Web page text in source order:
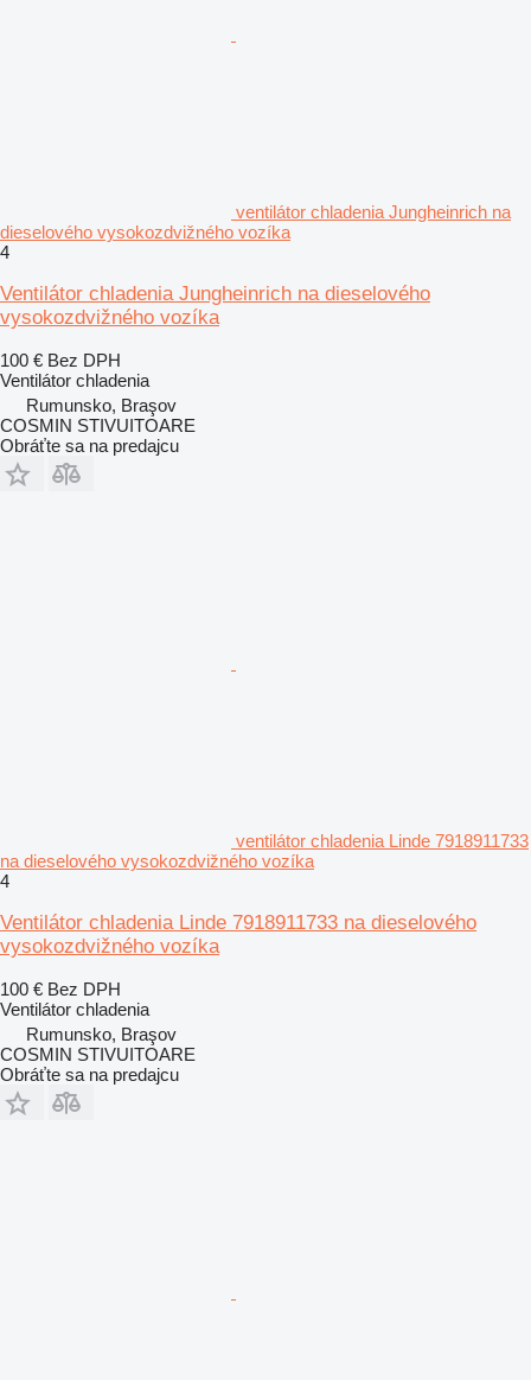
ventilátor chladenia Jungheinrich na
dieselového vysokozdvižného vozíka
4
Ventilátor chladenia Jungheinrich na dieselového
vysokozdvižného vozíka
100 € Bez DPH
Ventilátor chladenia
Rumunsko, Braşov
COSMIN STIVUITOARE
Obráťte sa na predajcu
ventilátor chladenia Linde 7918911733
na dieselového vysokozdvižného vozíka
4
Ventilátor chladenia Linde 7918911733 na dieselového
vysokozdvižného vozíka
100 € Bez DPH
Ventilátor chladenia
Rumunsko, Braşov
COSMIN STIVUITOARE
Obráťte sa na predajcu